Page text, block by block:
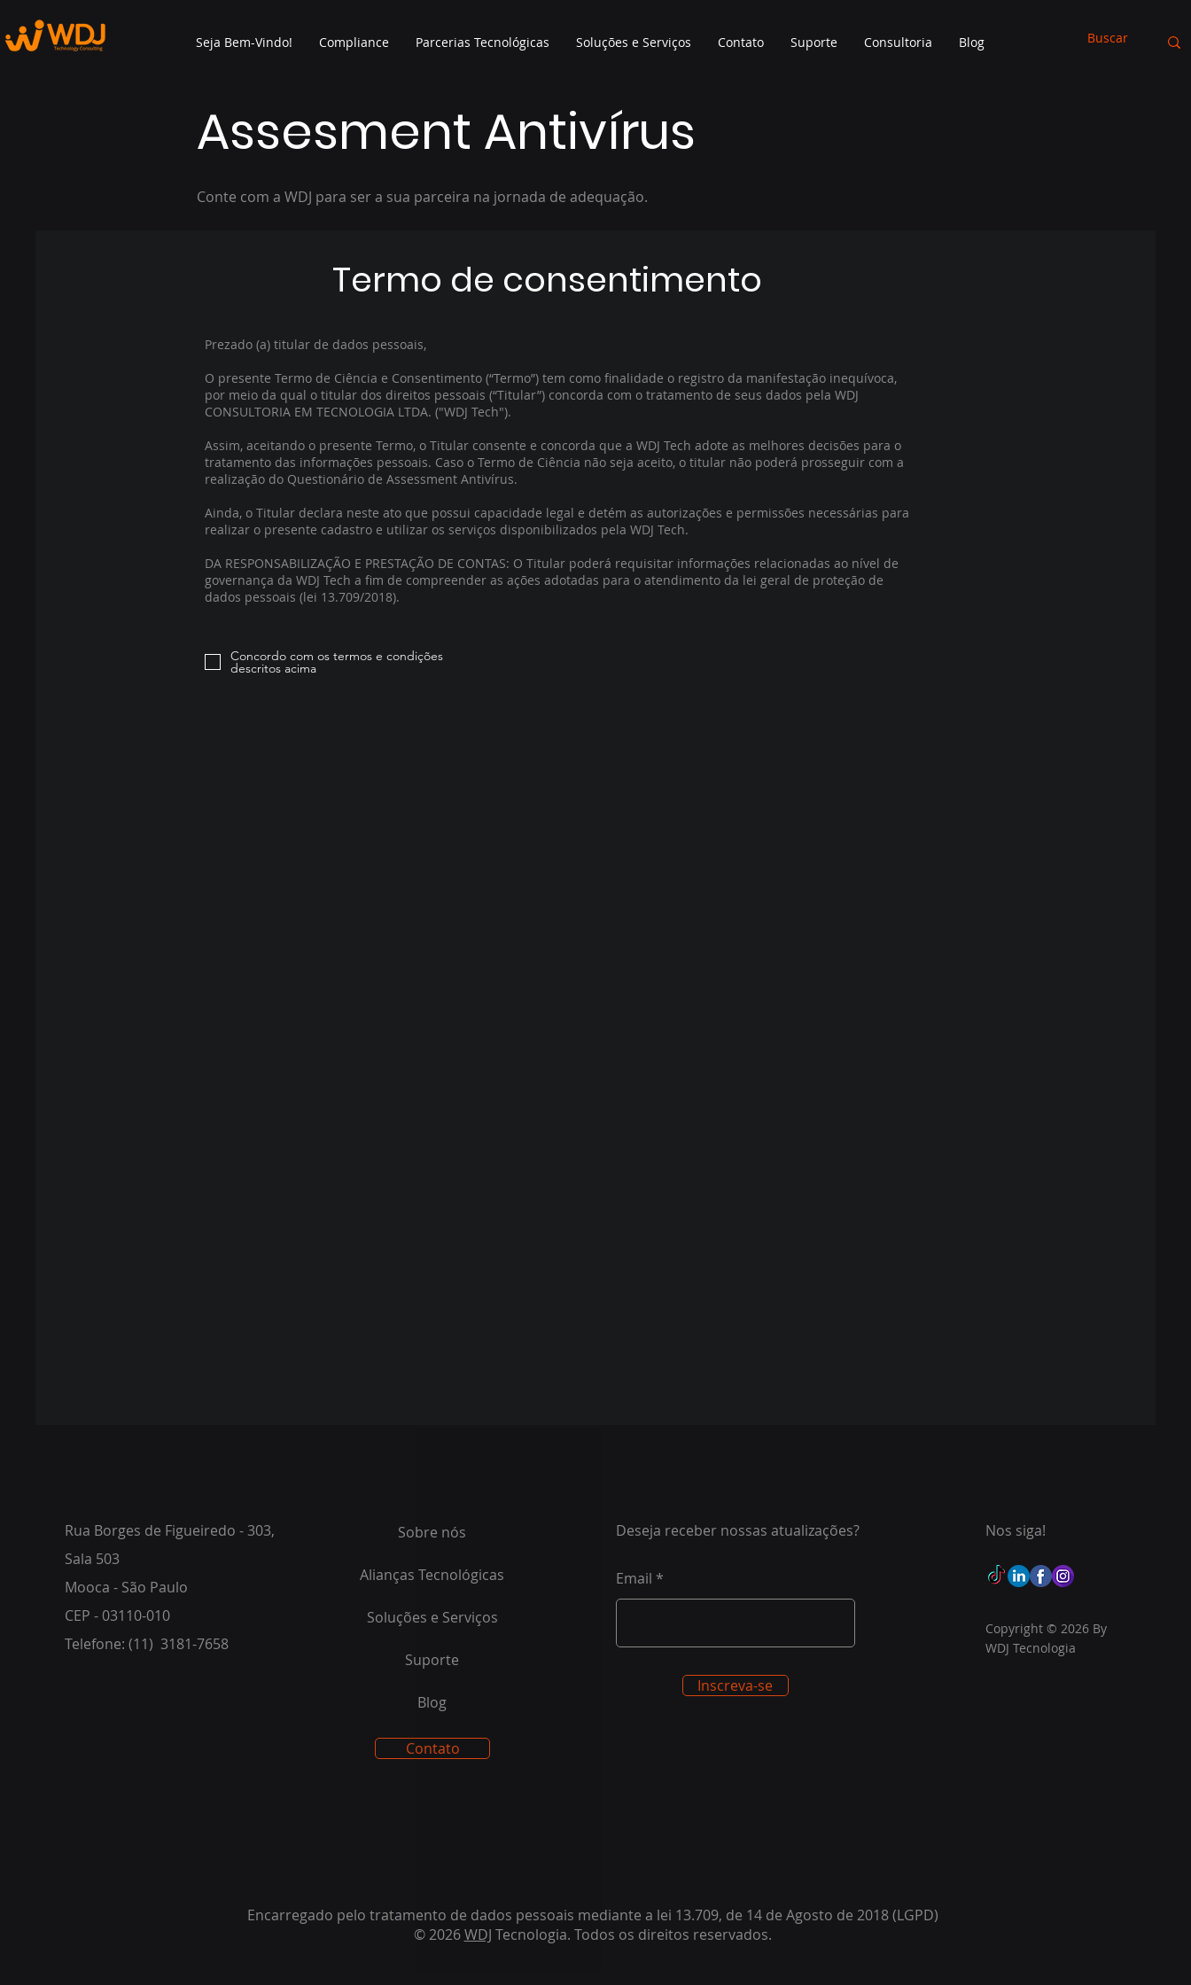
Seja Bem-Vindo! Compliance Parcerias Tecnológicas Soluções e Serviços Contato Suporte Consultoria Blog
Assesment Antivírus
Conte com a WDJ para ser a sua parceira na jornada de adequação.
Termo de consentimento
Prezado (a) titular de dados pessoais,
O presente Termo de Ciência e Consentimento (“Termo”) tem como finalidade o registro da manifestação inequívoca,
por meio da qual o titular dos direitos pessoais (“Titular”) concorda com o tratamento de seus dados pela WDJ
CONSULTORIA EM TECNOLOGIA LTDA. ("WDJ Tech").
Assim, aceitando o presente Termo, o Titular consente e concorda que a WDJ Tech adote as melhores decisões para o
tratamento das informações pessoais. Caso o Termo de Ciência não seja aceito, o titular não poderá prosseguir com a
realização do Questionário de Assessment Antivírus.
Ainda, o Titular declara neste ato que possui capacidade legal e detém as autorizações e permissões necessárias para
realizar o presente cadastro e utilizar os serviços disponibilizados pela WDJ Tech.
DA RESPONSABILIZAÇÃO E PRESTAÇÃO DE CONTAS: O Titular poderá requisitar informações relacionadas ao nível de
governança da WDJ Tech a fim de compreender as ações adotadas para o atendimento da lei geral de proteção de
dados pessoais (lei 13.709/2018).
Concordo com os termos e condições
descritos acima
Rua Borges de Figueiredo - 303,
Sala 503
Mooca - São Paulo
CEP - 03110-010
Telefone: (11) 3181-7658
Sobre nós
Alianças Tecnológicas
Soluções e Serviços
Suporte
Blog
Contato
Deseja receber nossas atualizações?
Email
Inscreva-se
Nos siga!
Copyright © 2026 By
WDJ Tecnologia
Encarregado pelo tratamento de dados pessoais mediante a lei 13.709, de 14 de Agosto de 2018 (LGPD)
© 2026WDJ Tecnologia. Todos os direitos reservados.